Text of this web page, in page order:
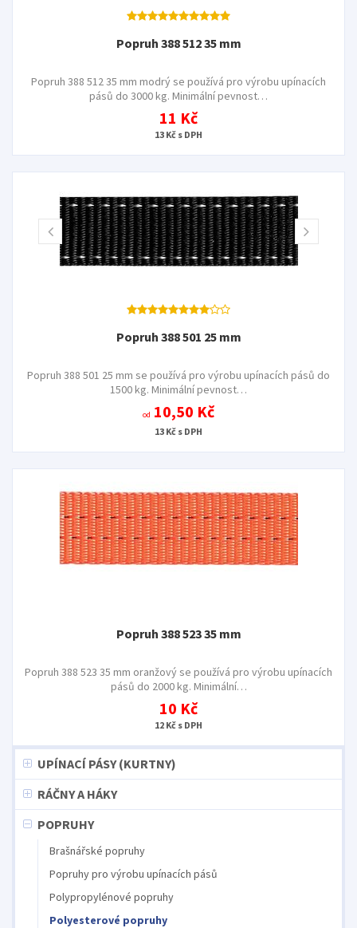
Popruh 388 512 35 mm
Popruh 388 512 35 mm modrý se používá pro výrobu upínacích
pásů do 3000 kg. Minimální pevnost…
11 Kč
13 Kč s DPH
Popruh 388 501 25 mm
Popruh 388 501 25 mm se používá pro výrobu upínacích pásů do
1500 kg. Minimální pevnost…
od 10,50 Kč
13 Kč s DPH
Popruh 388 523 35 mm
Popruh 388 523 35 mm oranžový se používá pro výrobu upínacích
pásů do 2000 kg. Minimální…
10 Kč
12 Kč s DPH
UPÍNACÍ PÁSY (KURTNY)
RÁČNY A HÁKY
POPRUHY
Brašnářské popruhy
Popruhy pro výrobu upínacích pásů
Polypropylénové popruhy
Polyesterové popruhy